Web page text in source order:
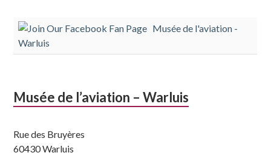
subsidiaire
Musée de l'aviation -
Warluis
Musée de l’aviation – Warluis
Rue des Bruyères
60430 Warluis